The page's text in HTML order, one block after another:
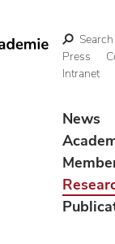
Search
Press
Intranet
News